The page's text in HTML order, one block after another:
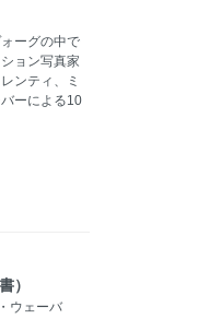
ーグの中で
ョン写真家
ンティ、ミ
ーによる10
）
ウェーバ